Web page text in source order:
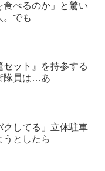
食べるのか」と驚い
。でも
セット』を持参する
隊員は…あ
クしてる」立体駐車
うとしたら